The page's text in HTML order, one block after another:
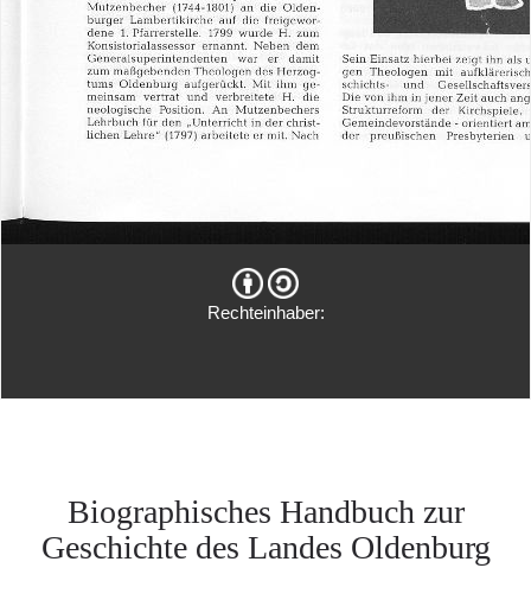
Rechteinhaber:
Biographisches Handbuch zur
Geschichte des Landes Oldenburg